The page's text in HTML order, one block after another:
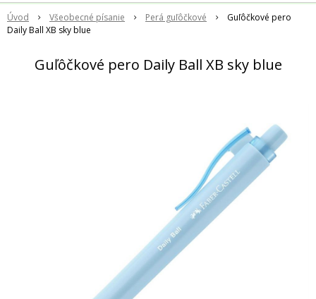
Úvod Všeobecné písanie Perá guľôčkové
Guľôčkové pero
Daily Ball XB sky blue
Guľôčkové pero Daily Ball XB sky blue